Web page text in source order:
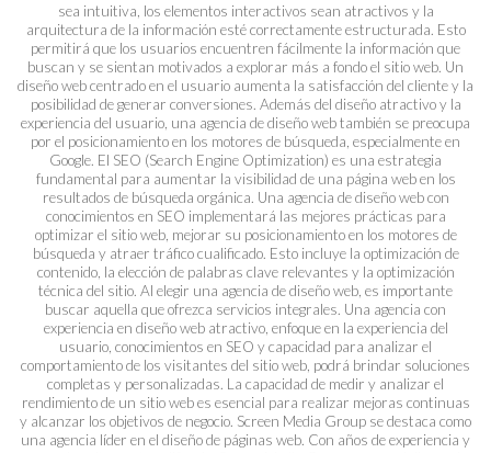
sea intuitiva, los elementos interactivos sean atractivos y la
arquitectura de la información esté correctamente estructurada. Esto
permitirá que los usuarios encuentren fácilmente la información que
buscan y se sientan motivados a explorar más a fondo el sitio web. Un
diseño web centrado en el usuario aumenta la satisfacción del cliente y la
posibilidad de generar conversiones. Además del diseño atractivo y la
experiencia del usuario, una agencia de diseño web también se preocupa
por el posicionamiento en los motores de búsqueda, especialmente en
Google. El SEO (Search Engine Optimization) es una estrategia
fundamental para aumentar la visibilidad de una página web en los
resultados de búsqueda orgánica. Una agencia de diseño web con
conocimientos en SEO implementará las mejores prácticas para
optimizar el sitio web, mejorar su posicionamiento en los motores de
búsqueda y atraer tráfico cualificado. Esto incluye la optimización de
contenido, la elección de palabras clave relevantes y la optimización
técnica del sitio. Al elegir una agencia de diseño web, es importante
buscar aquella que ofrezca servicios integrales. Una agencia con
experiencia en diseño web atractivo, enfoque en la experiencia del
usuario, conocimientos en SEO y capacidad para analizar el
comportamiento de los visitantes del sitio web, podrá brindar soluciones
completas y personalizadas. La capacidad de medir y analizar el
rendimiento de un sitio web es esencial para realizar mejoras continuas
y alcanzar los objetivos de negocio. Screen Media Group se destaca como
una agencia líder en el diseño de páginas web. Con años de experiencia y